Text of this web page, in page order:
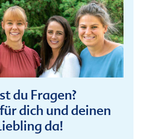
du Fragen?
dich und deinen
da!